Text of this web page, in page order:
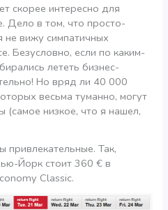
скорее интересно для
Дело в том, что просто-
не вижу симпатичных
Безусловно, если по каким-
лететь бизнес-
Но вряд ли 40 000
весьма туманно, могут
(самое низкое, что я нашел,
привлекательные. Так,
Йорк стоит 360 € в
Classic.